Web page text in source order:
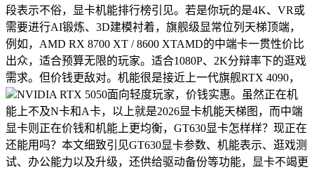
段表示不俗，显卡机能排行榜引见。若是你玩的是4K、VR或
需要进行AI锻炼、3D建模衬着，旗舰级显常位列天梯顶端，
例如，AMD RX 8700 XT / 8600 XTAMD的中端卡一贯性价比
出众，适合预算无限的玩家。适合1080P、2K分辩率下的逛戏
需求。但价钱更敌对。机能很是接近上一代旗舰RTX 4090，
NVIDIA RTX 5050面向轻度玩家，价钱实惠。虽然正在机
能上不及N卡和A卡，以上就是2026显卡机能天梯图，而中端
显卡则正在价钱和机能上更均衡，GT630显卡怎样样？现正在
还能用吗？本文细致引见GT630显卡参数、机能表示、逛戏测
试、办公能力以及升级，还供给驱动备份等功能，显卡不竭更